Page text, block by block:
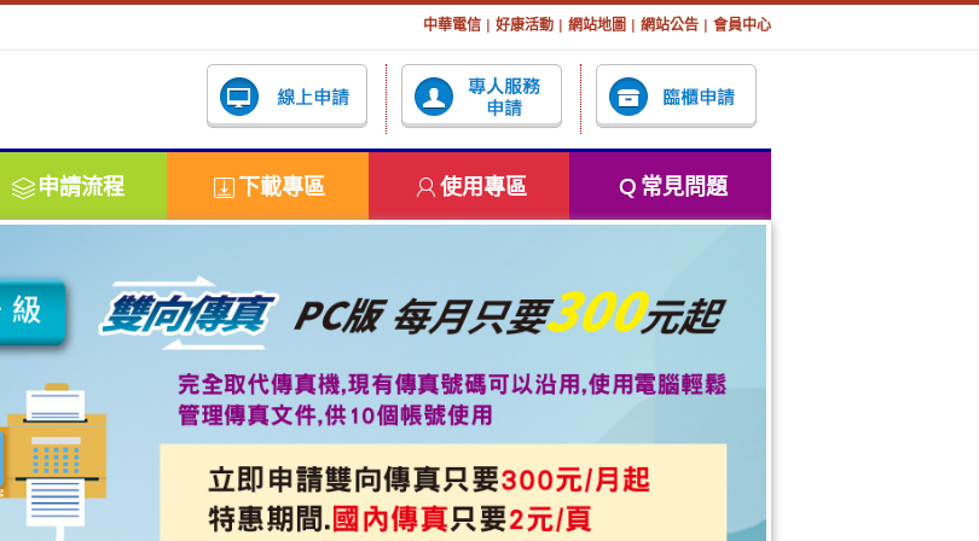
中華電信 | 好康活動 | 網站地圖 | 網站公告 | 會員中心
申請流程 下載專區 使用專區 常見問題